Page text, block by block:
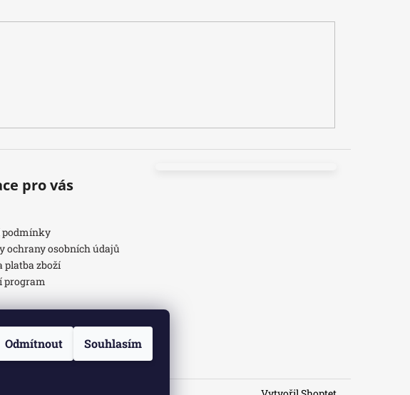
Odmítnout Souhlasím
pro vás
podmínky
ochrany osobních údajů
platba zboží
program
prodejna